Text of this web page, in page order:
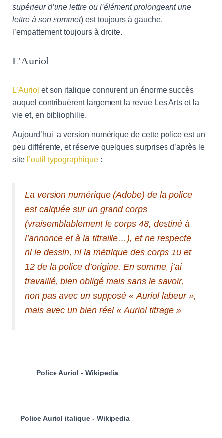
supérieur d’une lettre ou l’élément prolongeant une
lettre à son sommet) est toujours à gauche,
l’empattement toujours à droite.
L'Auriol
L’Auriol et son italique connurent un énorme succès
auquel contribuèrent largement la revue Les Arts et la
vie et, en bibliophilie.
Aujourd’hui la version numérique de cette police est un
peu différente, et réserve quelques surprises d’après le
site l’outil typographique :
La version numérique (Adobe) de la police
est calquée sur un grand corps
(vraisemblablement le corps 48, destiné à
l’annonce et à la titraille…), et ne respecte
ni le dessin, ni la métrique des corps 10 et
12 de la police d’origine. En somme, j’ai
travaillé, bien obligé mais sans le savoir,
non pas avec un supposé « Auriol labeur »,
mais avec un bien réel « Auriol titrage »
Police Auriol - Wikipedia
Police Auriol italique - Wikipedia